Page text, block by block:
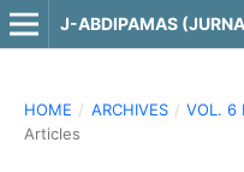
HOME / ARCHIVES / VOL. 6
Articles